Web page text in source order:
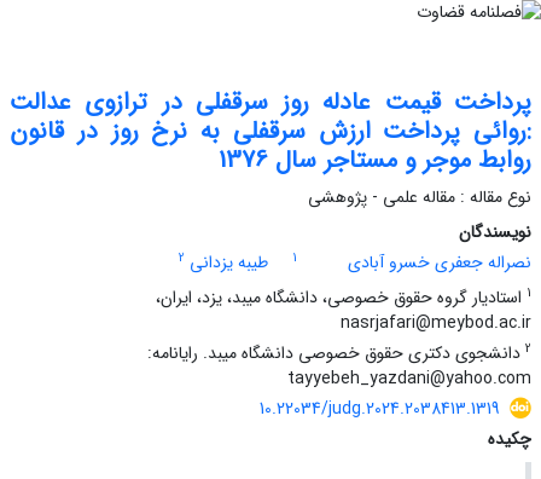
پرداخت قیمت عادله روز سرقفلی در ترازوی عدالت
:روائی پرداخت ارزش سرقفلی به نرخ روز در قانون
روابط موجر و مستاجر سال 1376
نوع مقاله : مقاله علمی - پژوهشی
نویسندگان
نصراله جعفری خسرو آبادی
1 طیبه یزدانی 2
1 استادیار گروه حقوق خصوصی، دانشگاه میبد، یزد، ایران،
nasrjafari@meybod.ac.ir
2 دانشجوی دکتری حقوق خصوصی دانشگاه میبد. رایانامه:
tayyebeh_yazdani@yahoo.com
10.22034/judg.2024.2038413.1319
چکیده